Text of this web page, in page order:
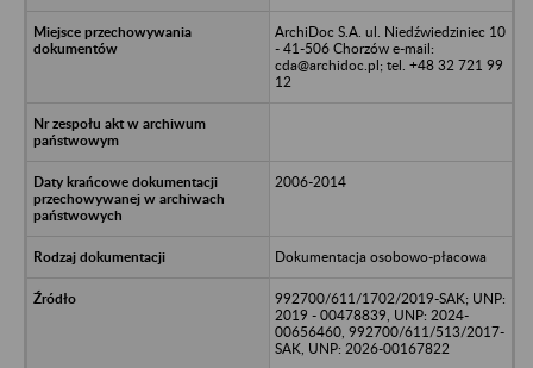
ArchiDoc S.A. ul. Niedźwiedziniec 10
- 41-506 Chorzów e-mail:
cda@archidoc.pl; tel. +48 32 721 99
12
2006-2014
Dokumentacja osobowo-płacowa
992700/611/1702/2019-SAK; UNP:
2019 - 00478839, UNP: 2024-
00656460, 992700/611/513/2017-
SAK, UNP: 2026-00167822